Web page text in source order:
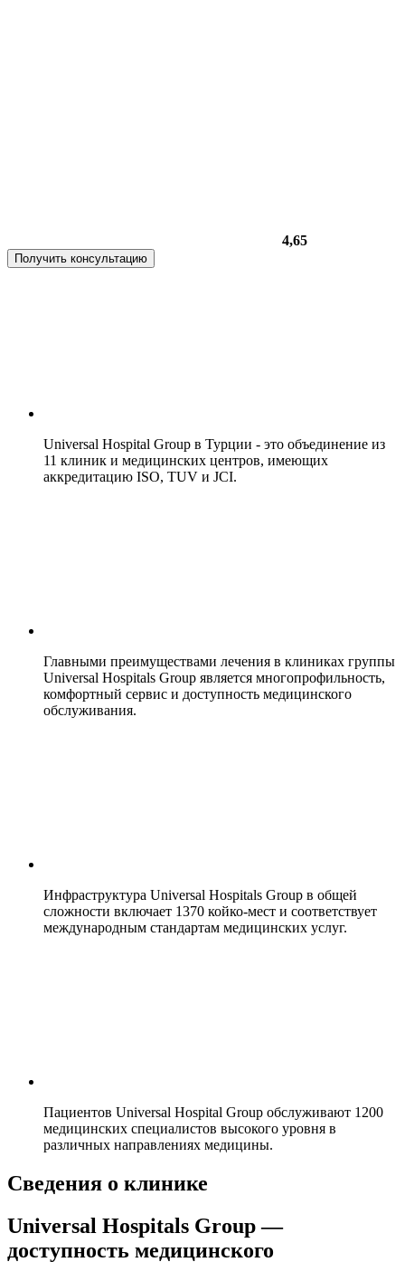
4,65
Получить консультацию
Universal Hospital Group в Турции - это объединение из
11 клиник и медицинских центров, имеющих
аккредитацию ISO, TUV и JCI.
Главными преимуществами лечения в клиниках группы
Universal Hospitals Group является многопрофильность,
комфортный сервис и доступность медицинского
обслуживания.
Инфраструктура Universal Hospitals Group в общей
сложности включает 1370 койко-мест и соответствует
международным стандартам медицинских услуг.
Пациентов Universal Hospital Group обслуживают 1200
медицинских специалистов высокого уровня в
различных направлениях медицины.
Сведения о клинике
Universal Hospitals Group —
доступность медицинского